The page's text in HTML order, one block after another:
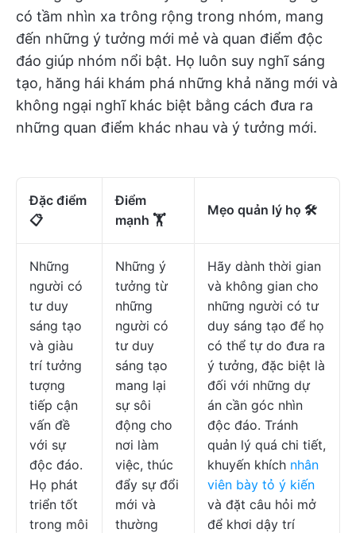
có tầm nhìn xa trông rộng trong nhóm, mang
đến những ý tưởng mới mẻ và quan điểm độc
đáo giúp nhóm nổi bật. Họ luôn suy nghĩ sáng
tạo, hăng hái khám phá những khả năng mới và
không ngại nghĩ khác biệt bằng cách đưa ra
những quan điểm khác nhau và ý tưởng mới.
Đặc điểm
📋
Điểm
mạnh 🏋
Mẹo quản lý họ 🛠️
Những
người có
tư duy
sáng tạo
và giàu
trí tưởng
tượng
tiếp cận
vấn đề
với sự
độc đáo.
Họ phát
triển tốt
trong môi
Những ý
tưởng từ
những
người có
tư duy
sáng tạo
mang lại
sự sôi
động cho
nơi làm
việc, thúc
đẩy sự đổi
mới và
thường
Hãy dành thời gian
và không gian cho
những người có tư
duy sáng tạo để họ
có thể tự do đưa ra
ý tưởng, đặc biệt là
đối với những dự
án cần góc nhìn
độc đáo. Tránh
quản lý quá chi tiết,
khuyến khích nhân
viên bày tỏ ý kiến
và đặt câu hỏi mở
để khơi dậy trí